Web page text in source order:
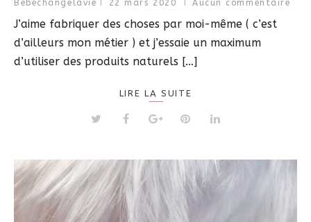
Bebechangelavie 22 mars 2020 Aucun commentaire
J’aime fabriquer des choses par moi-même ( c’est
d’ailleurs mon métier ) et j’essaie un maximum
d’utiliser des produits naturels […]
LIRE LA SUITE